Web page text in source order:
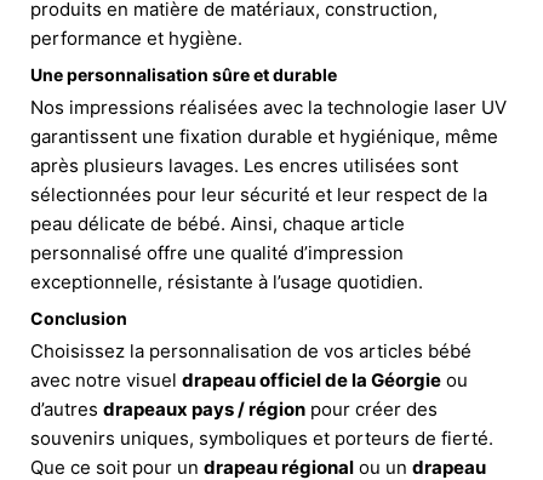
produits en matière de matériaux, construction,
performance et hygiène.
Une personnalisation sûre et durable
Nos impressions réalisées avec la technologie laser UV
garantissent une fixation durable et hygiénique, même
après plusieurs lavages. Les encres utilisées sont
sélectionnées pour leur sécurité et leur respect de la
peau délicate de bébé. Ainsi, chaque article
personnalisé offre une qualité d’impression
exceptionnelle, résistante à l’usage quotidien.
Conclusion
Choisissez la personnalisation de vos articles bébé
avec notre visuel drapeau officiel de la Géorgie ou
d’autres drapeaux pays / région pour créer des
souvenirs uniques, symboliques et porteurs de fierté.
Que ce soit pour un drapeau régional ou un drapeau